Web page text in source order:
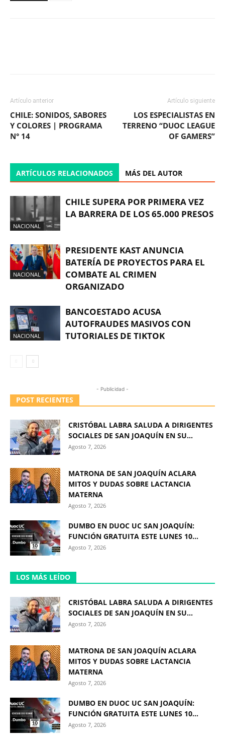
Artículo anterior
CHILE: SONIDOS, SABORES
Y COLORES | PROGRAMA
N° 14
Artículo siguiente
LOS ESPECIALISTAS EN
TERRENO “DUOC LEAGUE
OF GAMERS”
ARTÍCULOS RELACIONADOS MÁS DEL AUTOR
NACIONAL
CHILE SUPERA POR PRIMERA VEZ
LA BARRERA DE LOS 65.000 PRESOS
NACIONAL
PRESIDENTE KAST ANUNCIA
BATERÍA DE PROYECTOS PARA EL
COMBATE AL CRIMEN
ORGANIZADO
NACIONAL
BANCOESTADO ACUSA
AUTOFRAUDES MASIVOS CON
TUTORIALES DE TIKTOK
- Publicidad -
POST RECIENTES
CRISTÓBAL LABRA SALUDA A DIRIGENTES
SOCIALES DE SAN JOAQUÍN EN SU...
Agosto 7, 2026
MATRONA DE SAN JOAQUÍN ACLARA
MITOS Y DUDAS SOBRE LACTANCIA
MATERNA
Agosto 7, 2026
DUMBO EN DUOC UC SAN JOAQUÍN:
FUNCIÓN GRATUITA ESTE LUNES 10...
Agosto 7, 2026
LOS MÁS LEÍDO
CRISTÓBAL LABRA SALUDA A DIRIGENTES
SOCIALES DE SAN JOAQUÍN EN SU...
Agosto 7, 2026
MATRONA DE SAN JOAQUÍN ACLARA
MITOS Y DUDAS SOBRE LACTANCIA
MATERNA
Agosto 7, 2026
DUMBO EN DUOC UC SAN JOAQUÍN:
FUNCIÓN GRATUITA ESTE LUNES 10...
Agosto 7, 2026